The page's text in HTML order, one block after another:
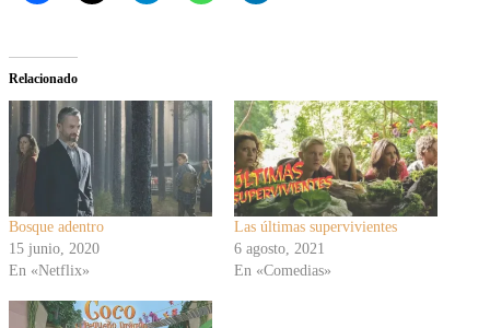
Relacionado
Bosque adentro
15 junio, 2020
En «Netflix»
Las últimas supervivientes
6 agosto, 2021
En «Comedias»